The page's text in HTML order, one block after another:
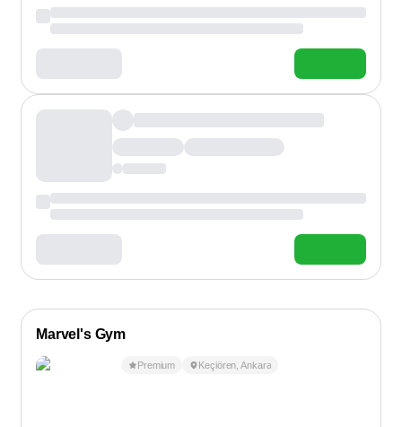
Marvel's Gym
Premium Keçiören ,Ankara